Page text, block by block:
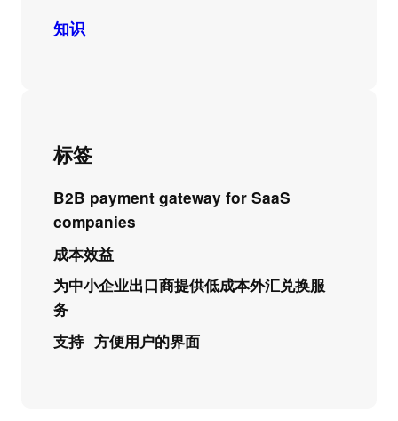
知识
标签
B2B payment gateway for SaaS
companies
成本效益
为中小企业出口商提供低成本外汇兑换服
务
支持 方便用户的界面